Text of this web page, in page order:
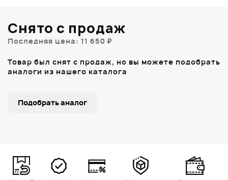
Снято с продаж
Последняя цена: 11 650 ₽
Товар был снят с продаж, но вы можете подобрать
аналоги из нашего каталога
Подобрать аналог